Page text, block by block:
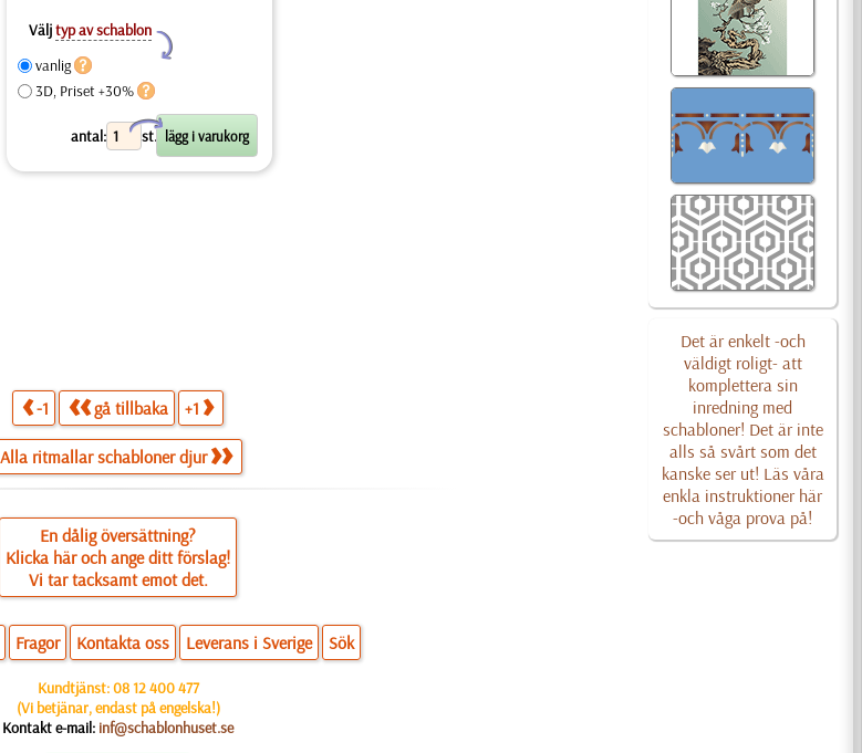
Det är enkelt -och
väldigt roligt- att
komplettera sin
inredning med
schabloner! Det är inte
alls så svårt som det
kanske ser ut! Läs våra
enkla instruktioner här
-och våga prova på!
Väljtyp av schablon
Y
vanlig
3D, Priset +30%
antal: st.
X
-1 gå tillbaka +1
Alla ritmallar schabloner djur
En dålig översättning?
Klicka här och ange ditt förslag!
Vi tar tacksamt emot det.
Fragor Kontakta oss Leverans i Sverige Sök
Kundtjänst:08 12 400 477
(Vi betjänar, endast på engelska!)
Kontakt e-mail: inf@schablonhuset.se